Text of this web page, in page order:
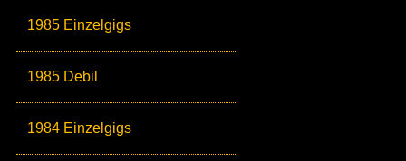
1985 Einzelgigs
1985 Debil
1984 Einzelgigs